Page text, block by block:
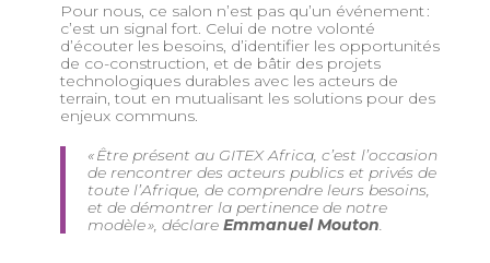
Pour nous, ce salon n’est pas qu’un événement :
c’est un signal fort. Celui de notre volonté
d’écouter les besoins, d’identifier les opportunités
de co-construction, et de bâtir des projets
technologiques durables avec les acteurs de
terrain, tout en mutualisant les solutions pour des
enjeux communs.
« Être présent au GITEX Africa, c’est l’occasion
de rencontrer des acteurs publics et privés de
toute l’Afrique, de comprendre leurs besoins,
et de démontrer la pertinence de notre
modèle », déclare Emmanuel Mouton.